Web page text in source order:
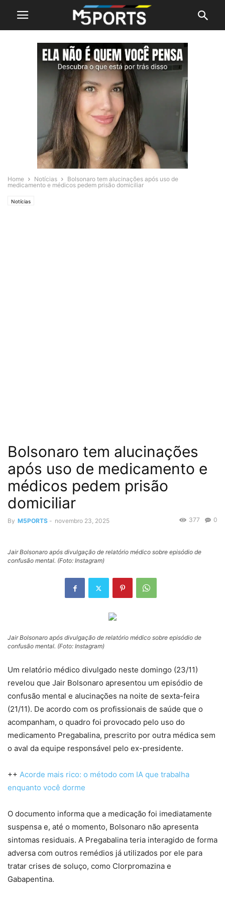
Home Notícias
Bolsonaro tem alucinações após uso de
medicamento e médicos pedem prisão domiciliar
Notícias
Bolsonaro tem alucinações
após uso de medicamento e
médicos pedem prisão
domiciliar
By M5PORTS - novembro 23, 2025 0
377
Jair Bolsonaro após divulgação de relatório médico sobre episódio de
confusão mental. (Foto: Instagram)
Jair Bolsonaro após divulgação de relatório médico sobre episódio de
confusão mental. (Foto: Instagram)
Um relatório médico divulgado neste domingo (23/11)
revelou que Jair Bolsonaro apresentou um episódio de
confusão mental e alucinações na noite de sexta-feira
(21/11). De acordo com os profissionais de saúde que o
acompanham, o quadro foi provocado pelo uso do
medicamento Pregabalina, prescrito por outra médica sem
o aval da equipe responsável pelo ex-presidente.
++ Acorde mais rico: o método com IA que trabalha
enquanto você dorme
O documento informa que a medicação foi imediatamente
suspensa e, até o momento, Bolsonaro não apresenta
sintomas residuais. A Pregabalina teria interagido de forma
adversa com outros remédios já utilizados por ele para
tratar crises de soluço, como Clorpromazina e
Gabapentina.